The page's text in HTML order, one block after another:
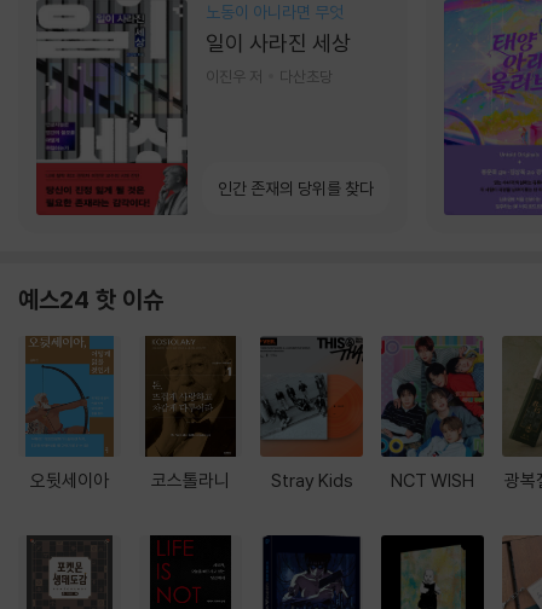
노동이 아니라면 무엇
일이 사라진 세상
이진우 저 다산초당
인간 존재의 당위를 찾다
예스24 핫 이슈
오뒷세이아 코스톨라니 Stray Kids NCT WISH 광복